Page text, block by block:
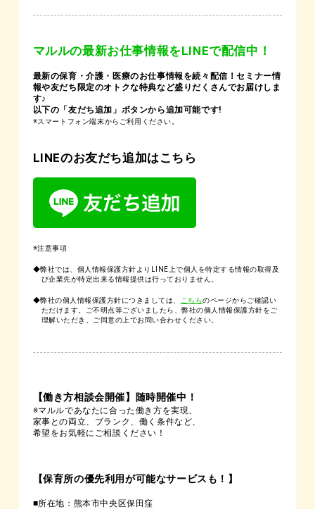
マルルの最新お仕事情報をLINEで配信中！
最新の保育・介護・医療のお仕事情報を続々配信！セミナー情
報や友だち限定のオトクな特典など盛りだくさんでお届けしま
す♪
以下の「友だち追加」ボタンから追加可能です!
※スマートフォン端末からご利用ください。
LINEのお友だち追加はこちら
※注意事項
◆弊社では、個人情報保護方針よりLINE上で個人を特定する情報の取得及
び企業先が特定出来る情報提供は行っておりません。
◆弊社の個人情報保護方針につきましては、 こちらのページからご確認い
ただけます。ご不明点等ございましたら、弊社の個人情報保護方針をご
理解いただき、ご同意の上でお問い合わせください。
【働き方相談会開催】随時開催中！
※マルルであなたに合った働き方を実現、
家事との両立、ブランク、働く条件など、
希望をお気軽にご相談ください！
【保育所の優先利用が可能なサービスも！】
■所在地：熊本市中央区保田窪